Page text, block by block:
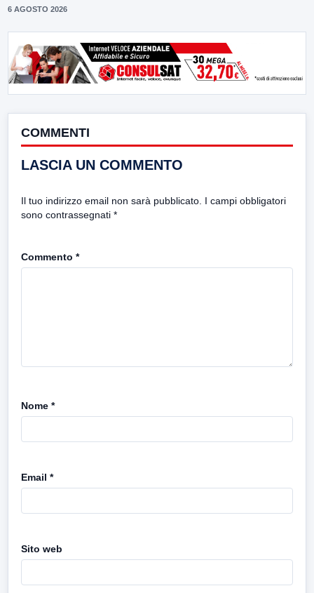
6 AGOSTO 2026
COMMENTI
LASCIA UN COMMENTO
Il tuo indirizzo email non sarà pubblicato. I campi obbligatori
sono contrassegnati *
Commento *
Nome *
Email *
Sito web